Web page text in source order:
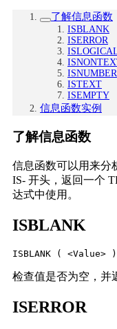
了解信息函数
ISBLANK
ISERROR
ISNUMBER
ISTEXT
ISEMPTY
信息函数实例
了解信息函数
信息函数可以用来分
IS- 开头，返回一个
达式中使用。
ISBLANK
ISBLANK ( <Value> )
检查值是否为空，并
ISERROR